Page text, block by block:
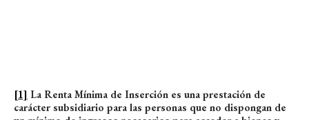
[1] La Renta Mínima de Inserción es una prestación de
carácter subsidiario para las personas que no dispongan de